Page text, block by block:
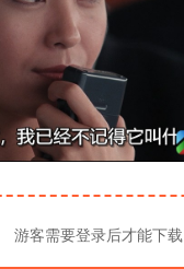
游客需要登录后才能下载